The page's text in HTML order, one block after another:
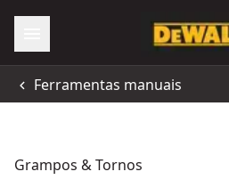
Ferramentas manuais
Grampos & Tornos